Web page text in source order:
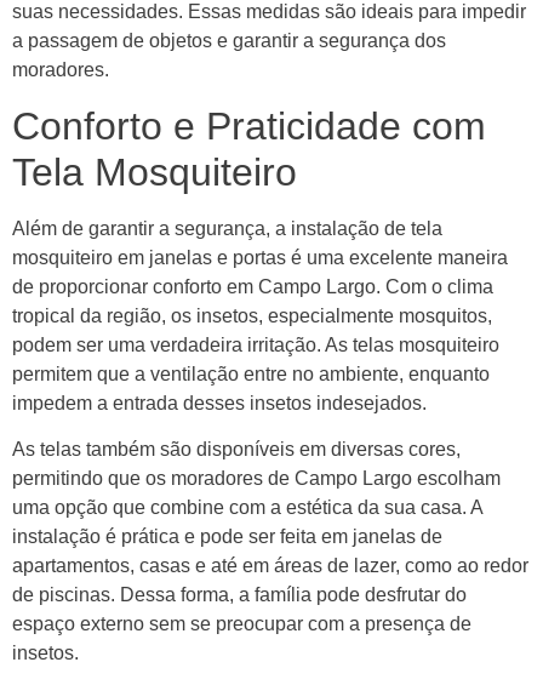
suas necessidades. Essas medidas são ideais para impedir
a passagem de objetos e garantir a segurança dos
moradores.
Conforto e Praticidade com
Tela Mosquiteiro
Além de garantir a segurança, a instalação de tela
mosquiteiro em janelas e portas é uma excelente maneira
de proporcionar conforto em Campo Largo. Com o clima
tropical da região, os insetos, especialmente mosquitos,
podem ser uma verdadeira irritação. As telas mosquiteiro
permitem que a ventilação entre no ambiente, enquanto
impedem a entrada desses insetos indesejados.
As telas também são disponíveis em diversas cores,
permitindo que os moradores de Campo Largo escolham
uma opção que combine com a estética da sua casa. A
instalação é prática e pode ser feita em janelas de
apartamentos, casas e até em áreas de lazer, como ao redor
de piscinas. Dessa forma, a família pode desfrutar do
espaço externo sem se preocupar com a presença de
insetos.